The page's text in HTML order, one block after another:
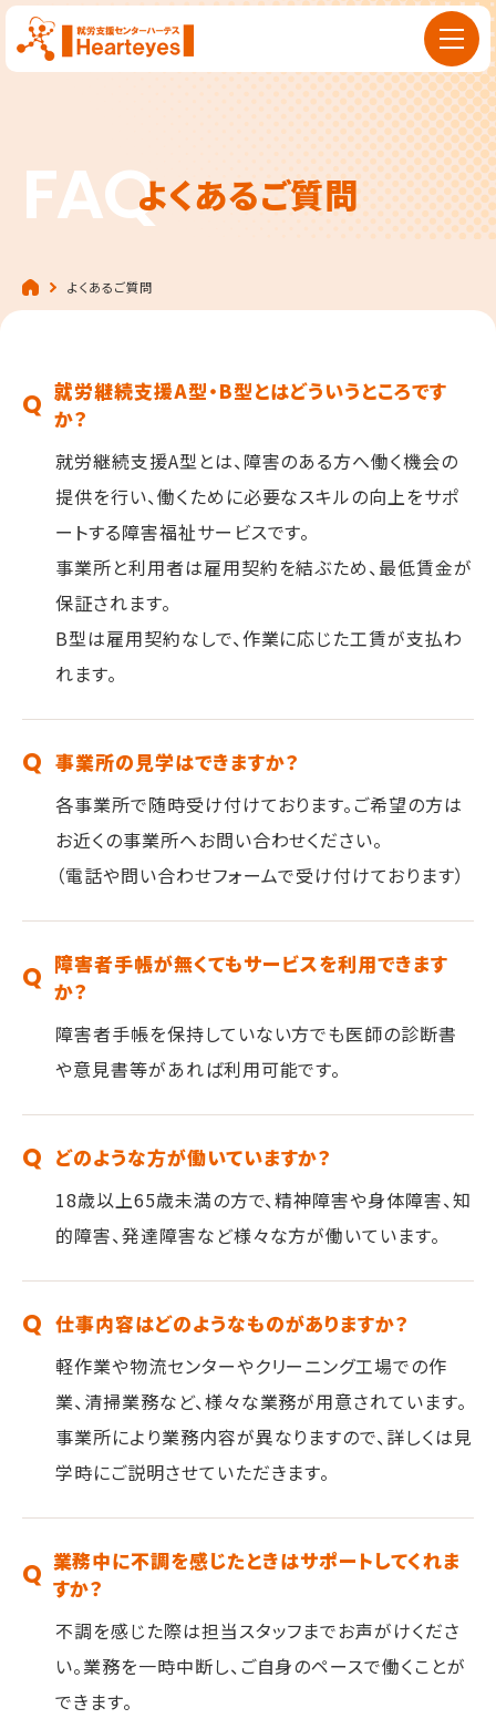
FAQよくあるご質問
よくあるご質問
就労継続支援A型・B型とはどういうところです
か？
就労継続支援A型とは、障害のある方へ働く機会の
提供を行い、働くために必要なスキルの向上をサポ
ートする障害福祉サービスです。
事業所と利用者は雇用契約を結ぶため、最低賃金が
保証されます。
B型は雇用契約なしで、作業に応じた工賃が支払わ
れます。
事業所の見学はできますか？
各事業所で随時受け付けております。ご希望の方は
お近くの事業所へお問い合わせください。
（電話や問い合わせフォームで受け付けております）
障害者手帳が無くてもサービスを利用できます
か？
障害者手帳を保持していない方でも医師の診断書
や意見書等があれば利用可能です。
どのような方が働いていますか？
18歳以上65歳未満の方で、精神障害や身体障害、知
的障害、発達障害など様々な方が働いています。
仕事内容はどのようなものがありますか？
軽作業や物流センターやクリーニング工場での作
業、清掃業務など、様々な業務が用意されています。
事業所により業務内容が異なりますので、詳しくは見
学時にご説明させていただきます。
業務中に不調を感じたときはサポートしてくれま
すか？
不調を感じた際は担当スタッフまでお声がけくださ
い。業務を一時中断し、ご自身のペースで働くことが
できます。